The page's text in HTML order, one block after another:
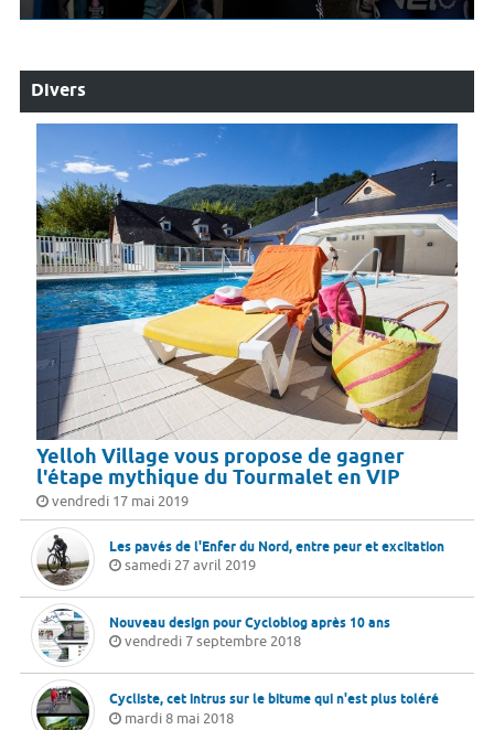
Divers
Yelloh Village vous propose de gagner
l'étape mythique du Tourmalet en VIP
vendredi 17 mai 2019
Les pavés de l'Enfer du Nord, entre peur et excitation
samedi 27 avril 2019
Nouveau design pour Cycloblog après 10 ans
vendredi 7 septembre 2018
Cycliste, cet intrus sur le bitume qui n'est plus toléré
mardi 8 mai 2018